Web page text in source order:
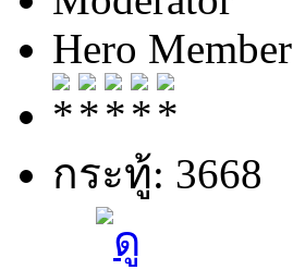
Hero Member
กระทู้: 3668